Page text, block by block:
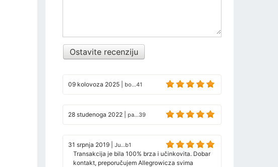
Ostavite recenziju
09 kolovoza 2025 bo...41
28 studenoga 2022 pa...39
31 srpnja 2019 Ju...b1
Transakcija je bila 100% brza i učinkovita. Dobar
kontakt, preporučujem Allegrowicza svima